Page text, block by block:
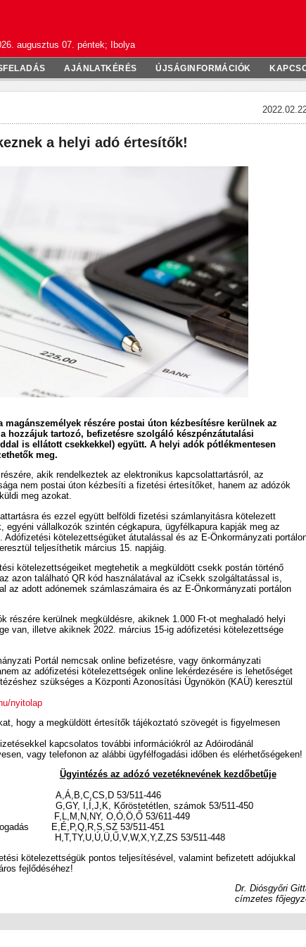
augusztus 07. péntek; Ibolya
AJÁNLATKÉRÉS ÚJSÁGINFORMÁCIÓK
a helyi adó értesítők!
magánszemélyek részére postai úton kézbesítésre kerülnek az
hozzájuk tartozó, befizetésre szolgáló készpénzátutalási
is ellátott csekkekkel) együtt. A helyi adók pótlékmentesen
meg.
akik rendelkeztek az elektronikus kapcsolattartásról, az
nem postai úton kézbesíti a fizetési értesítőket, hanem az adózók
meg azokat.
és ezzel együtt belföldi fizetési számlanyitásra kötelezett
egyéni vállalkozók szintén cégkapura, ügyfélkapura kapják meg az
Adófizetési kötelezettségüket átutalással és az E-Önkormányzati
teljesíthetik március 15. napjáig.
kötelezettségeiket megtehetik a megküldött csekk postán történő
azon található QR kód használatával az iCsekk szolgáltatással is,
az adott adónemek számlaszámaira és az E-Önkormányzati portálon
részére kerülnek megküldésre, akiknek 1.000 Ft-ot meghaladó helyi
van, illetve akiknek 2022. március 15-ig adófizetési kötelezettsége
Portál nemcsak online befizetésre, vagy önkormányzati
az adófizetési kötelezettségek online lekérdezésére is lehetőséget
szükséges a Központi Azonosítási Ügynökön (KAÜ) keresztül
nyitolap
hogy a megküldött értesítők tájékoztató szövegét is figyelmesen
kapcsolatos további információkról az Adóirodánál
vagy telefonon az alábbi ügyfélfogadási időben és elérhetőségeken!
Ügyintézés az adózó vezetéknevének kezdőbetűje
A,Á,B,C,CS,D 53/511-446
G,GY, I,Í,J,K, Kőröstetétlen, számok 53/511-450
F,L,M,N,NY, O,Ó,Ö,Ő 53/611-449
E,É,P,Q,R,S,SZ 53/511-451
H,T,TY,U,Ú,Ü,Ű,V,W,X,Y,Z,ZS 53/511-448
kötelezettségük pontos teljesítésével, valamint befizetett adójukkal
fejlődéséhez!
Dr. Diósgyőri
címzetes